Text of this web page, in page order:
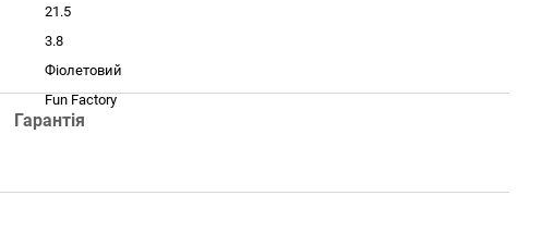
21.5
3.8
Фіолетовий
Fun Factory
Гарантія